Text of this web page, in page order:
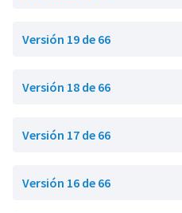
Versión 19 de 66
Versión 18 de 66
Versión 17 de 66
Versión 16 de 66